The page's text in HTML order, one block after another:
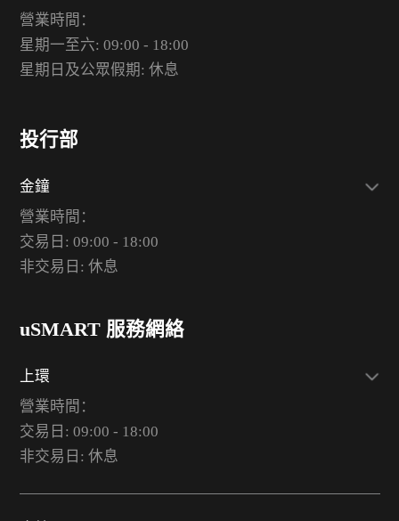
營業時間：
星期一至六: 09:00 - 18:00
星期日及公眾假期: 休息
投行部
金鐘
營業時間：
交易日: 09:00 - 18:00
非交易日: 休息
uSMART 服務網絡
上環
營業時間：
交易日: 09:00 - 18:00
非交易日: 休息